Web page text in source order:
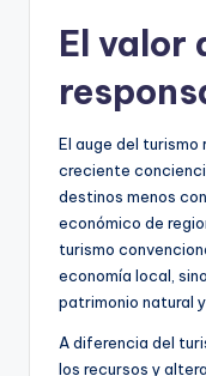
El valor
El auge del turismo
creciente
destinos menos
económico de
turismo
economía local,
patrimonio natural
A diferencia del
los recursos y